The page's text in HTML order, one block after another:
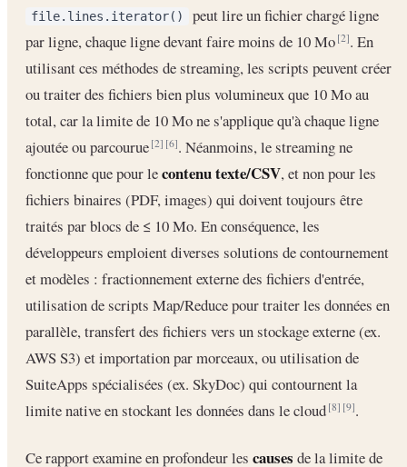
file.lines.iterator()
peut lire un fichier chargé ligne
par ligne, chaque ligne devant faire moins de 10 Mo[2]. En
utilisant ces méthodes de streaming, les scripts peuvent créer
ou traiter des fichiers bien plus volumineux que 10 Mo au
total, car la limite de 10 Mo ne s'applique qu'à chaque ligne
ajoutée ou parcourue[2] [6]. Néanmoins, le streaming ne
fonctionne que pour lecontenu texte/CSV, et non pour les
fichiers binaires (PDF, images) qui doivent toujours être
traités par blocs de ≤ 10 Mo. En conséquence, les
développeurs emploient diverses solutions de contournement
et modèles : fractionnement externe des fichiers d'entrée,
utilisation de scripts Map/Reduce pour traiter les données en
parallèle, transfert des fichiers vers un stockage externe (ex.
AWS S3) et importation par morceaux, ou utilisation de
SuiteApps spécialisées (ex. SkyDoc) qui contournent la
limite native en stockant les données dans le cloud[8] [9].
Ce rapport examine en profondeur les causes de la limite de